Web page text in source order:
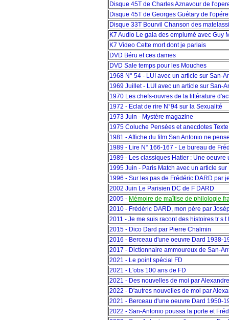
Disque 45T de Charles Aznavour de
Disque 45T de Georges Guétary de
Disque 33T Bourvil Chanson des
K7 Audio Le gala des emplumé avec Guy
K7 Video Cette mort dont je parlais
DVD Béru et ces dames
DVD Sale temps pour les Mouches
1968 N° 54 - LUI avec un article sur San-
1969 Juillet - LUI avec un article sur San-
1970 Les chefs-ouvres de la littérature
1972 - Eclat de rire N°94 sur la Sexualité
1973 Juin - Mystère magazine
1975 Coluche Pensées et anecdotes
1981 - Affiche du film San Antonio ne
1989 - Lire N° 166-167 - Le bureau de
1989 - Les classiques Hatier : Une
1995 Juin - Paris Match avec un article sur
1996 - Sur les pas de Frédéric DARD par
2002 Juin Le Parisien DC de F DARD
2005 - Mémoire de maîtise de philologie
2010 - Frédéric DARD, mon père par
2011 - Je me suis racont des histoires tr s
2015 - Dico Dard par Pierre Chalmin
2016 - Berceau d'une oeuvre Dard 1938-
2017 - Dictionnaire ammoureux de San-
2021 - Le point spécial FD
2021 - L'obs 100 ans de FD
2021 - Des nouvelles de moi par
2022 - D'autres nouvelles de moi par
2021 - Berceau d'une oeuvre Dard 1950-
2022 - San-Antonio poussa la porte et